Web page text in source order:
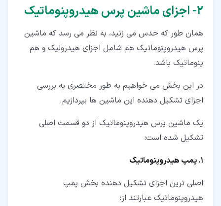
۲‏- اجزای ماشین پرس هیدروپنوماتیک
همان طور که حدس می زنید، به نظر می رسد که ماشین
پرس هیدروپنوماتیک هم شامل اجزای هیدرولیک و هم
پنوماتیک باشد.
در این بخش می خواهیم به طور مختصری به بررسی
اجزای تشکیل دهنده این ماشین ها بپردازیم.
یک ماشین پرس هیدروپنوماتیک از دو قسمت اصلی
تشکیل شده است:
1. پمپ هیدروپنوماتیک
اصلی ترین اجزای تشکیل دهنده بخش پمپ
هیدروپنوماتیک عبارتند از: